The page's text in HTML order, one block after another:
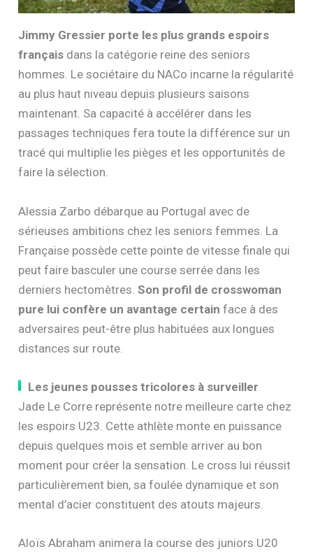
Jimmy Gressier porte les plus grands espoirs
français dans la catégorie reine des seniors
hommes. Le sociétaire du NACo incarne la régularité
au plus haut niveau depuis plusieurs saisons
maintenant. Sa capacité à accélérer dans les
passages techniques fera toute la différence sur un
tracé qui multiplie les pièges et les opportunités de
faire la sélection.
Alessia Zarbo débarque au Portugal avec de
sérieuses ambitions chez les seniors femmes. La
Française possède cette pointe de vitesse finale qui
peut faire basculer une course serrée dans les
derniers hectomètres.Son profil de crosswoman
pure lui confère un avantage certain face à des
adversaires peut-être plus habituées aux longues
distances sur route.
Les jeunes pousses tricolores à surveiller
Jade Le Corre représente notre meilleure carte chez
les espoirs U23. Cette athlète monte en puissance
depuis quelques mois et semble arriver au bon
moment pour créer la sensation. Le cross lui réussit
particulièrement bien, sa foulée dynamique et son
mental d’acier constituent des atouts majeurs.
Aloïs Abraham animera la course des juniors U20